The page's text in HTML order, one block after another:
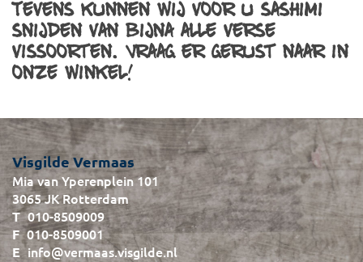
Tevens kunnen wij voor u sashimi
snijden van bijna alle verse
vissoorten. Vraag er gerust naar in
onze winkel!
Visgilde Vermaas
Mia van Yperenplein 101
3065 JK Rotterdam
010-8509009
010-8509001
info@vermaas.visgilde.nl